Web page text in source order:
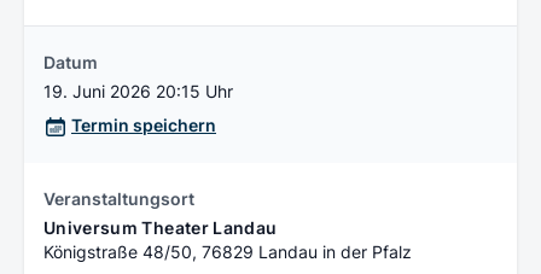
Datum
19. Juni 2026 20:15 Uhr
Termin speichern
Veranstaltungsort
Universum Theater Landau
Königstraße 48/50, 76829 Landau in der Pfalz